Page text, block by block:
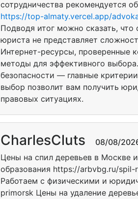
сотрудничества рекомендуется
https://top-almaty.vercel.app/
Подводя итог можно сказать,
юриста не представляет
Интернет-ресурсы, проверенные
методы для эффективного
безопасности — главные
выбор позволит вам получить
правовых ситуациях.
CharlesCluts 08/08/
Цены на спил деревьев в
образования https://arbvbg.ru/
Работаем с физическими и
primorsk Цены на удаление